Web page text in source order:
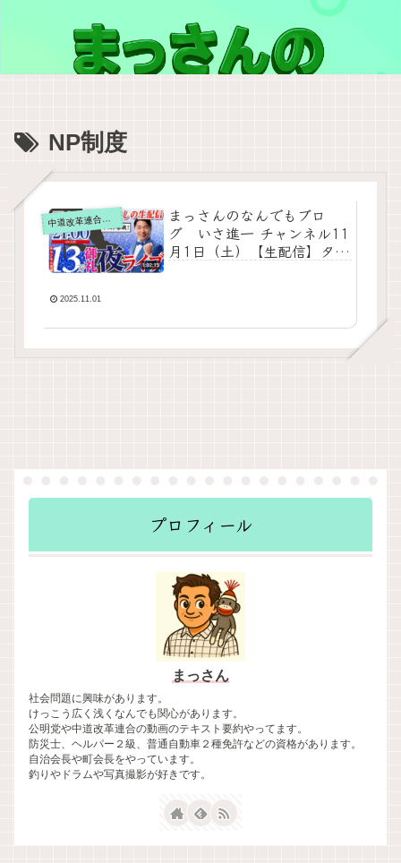
NP制度
中道改革連合の動画をテキスト要約
まっさんのなんでもブロ
グ いさ進一 チャンネル11
月1日（土）【生配信】タブ
NGなし 質問返し】をテキ
2025.11.01
プロフィール
まっさん
社会問題に興味があります。
けっこう広く浅くなんでも関心があります。
公明党や中道改革連合の動画のテキスト要約やってます。
防災士、ヘルパー２級、普通自動車２種免許などの資格があります。
自治会長や町会長をやっています。
釣りやドラムや写真撮影が好きです。